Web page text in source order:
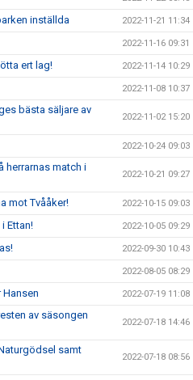
inställda 2022-11-21 11:34
2022-11-16 09:31
ert lag! 2022-11-14 10:29
2022-11-08 10:37
bästa säljare av
2022-11-02 15:20
2022-10-24 09:03
herrarnas match i
2022-10-21 09:27
mot Tvååker! 2022-10-15 09:03
Ettan! 2022-10-05 09:29
2022-09-30 10:43
2022-08-05 08:29
2022-07-19 11:08
av säsongen
2022-07-18 14:46
samt
2022-07-18 08:56